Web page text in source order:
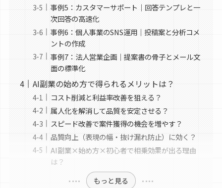
事例5：カスタマーサポート｜回答テンプレと一
次回答の高速化
事例6：個人事業のSNS運用｜投稿案と分析コメ
ントの作成
事例7：法人営業企画｜提案書の骨子とメール文
面の標準化
AI副業の始め方で得られるメリットは？
コスト削減と利益率改善を狙える？
属人化を解消して品質を安定させる？
スピード改善で案件獲得の機会を増やす？
品質向上（表現の幅・抜け漏れ防止）に効く？
AI副業×始め方×初心者で相乗効果が出る理由
は？
もっと見る